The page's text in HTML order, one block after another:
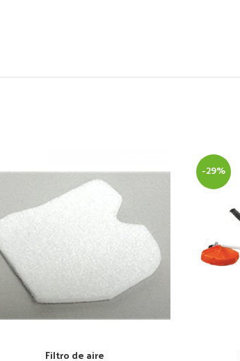
AÑADIR AL CARRITO
Filtro de aire
-29%